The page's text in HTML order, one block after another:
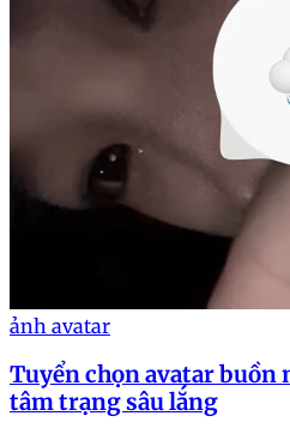
ảnh avatar
Tuyển chọn avatar buồn
tâm trạng sâu lắng